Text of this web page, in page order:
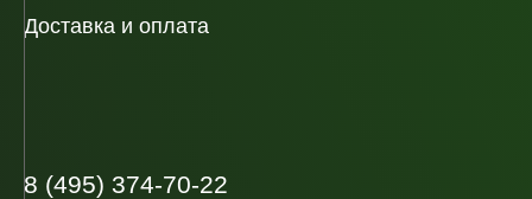
Доставка и оплата
8 (495) 374-70-22